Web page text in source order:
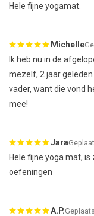
Hele fijne yogamat.
Michelle
Ik heb nu in de
mezelf, 2 jaar
vader, want die vond
mee!
Jara
Hele fijne yoga mat,
oefeningen
A.P.